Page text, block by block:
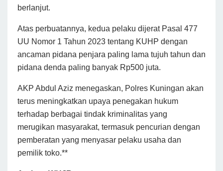
berlanjut.
Atas perbuatannya, kedua pelaku dijerat Pasal 477
UU Nomor 1 Tahun 2023 tentang KUHP dengan
ancaman pidana penjara paling lama tujuh tahun dan
pidana denda paling banyak Rp500 juta.
AKP Abdul Aziz menegaskan, Polres Kuningan akan
terus meningkatkan upaya penegakan hukum
terhadap berbagai tindak kriminalitas yang
merugikan masyarakat, termasuk pencurian dengan
pemberatan yang menyasar pelaku usaha dan
pemilik toko.**